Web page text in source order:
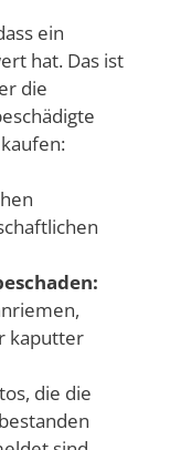
ein
hat. Das ist
die
kaputter
die die